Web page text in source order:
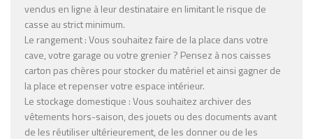
vendus en ligne à leur destinataire en limitant le risque de
casse au strict minimum.
Le rangement: Vous souhaitez faire de la place dans votre
cave, votre garage ou votre grenier ? Pensez à nos caisses
carton pas chères pour stocker du matériel et ainsi gagner de
la place et repenser votre espace intérieur.
Le stockage domestique : Vous souhaitez archiver des
vêtements hors-saison, des jouets ou des documents avant
de les réutiliser ultérieurement, de les donner ou de les